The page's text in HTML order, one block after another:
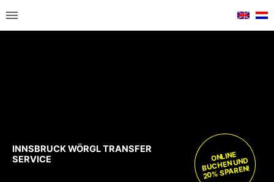
ONLINE
BUCHEN UND
20% SPAREN!
INNSBRUCK WÖRGL TRANSFER
SERVICE